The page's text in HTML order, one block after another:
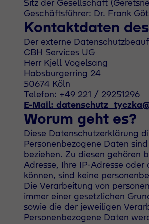
Sitz der Gesellschaft
Geschäftsführer: Dr. Frank
Kontaktdaten
Der externe
CBH Services UG
Herr Kjell Vogelsang
Habsburgerring 24
50674 Köln
Telefon: +49 221 / 29251296
E-Mail:
Worum geht es?
Diese Datenschutzerklärung
Personenbezogene Daten
beziehen. Zu diesen gehören
Adresse, Ihre IP-Adresse
können, sind keine
Die Verarbeitung von
immer einer gesetzlichen
sowie die der jeweiligen
Personenbezogene Daten